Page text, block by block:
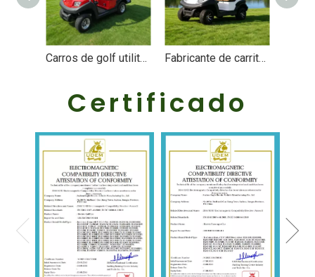
Carros de golf utilitarios de 48 V, 2 + 2 y 4 plazas - EG202ASKZ Fabricante de carritos de golf utilitarios personalizados con caja - EG202AH
Certificado